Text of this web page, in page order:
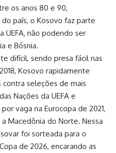
os anos 80 e 90,
país, o Kosovo faz parte
não podendo ser
e Bósnia.
difícil, sendo presa fácil nas
Kosovo rapidamente
seleções de mais
Nações da UEFA e
vaga na Eurocopa de 2021,
Macedônia do Norte. Nessa
foi sorteada para o
de 2026, encarando as